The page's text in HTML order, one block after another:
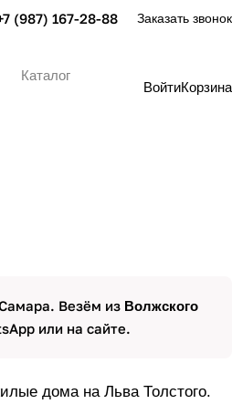
(987) 167-28-88 Заказать звонок
Каталог
ВойтиКорзина
Везём из Волжского
или на сайте.
дома на Льва Толстого.